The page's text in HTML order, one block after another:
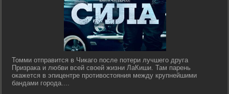
Томми отправится в Чикаго после потери лучшего друга
Призрака и любви всей своей жизни ЛаКиши. Там парень
окажется в эпицентре противостояния между крупнейшими
бандами города....